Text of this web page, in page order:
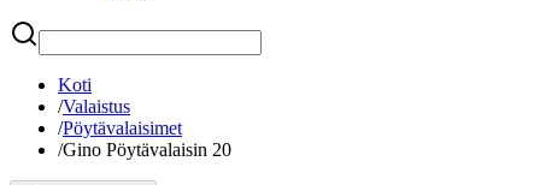
Etsi
Koti
/Valaistus
/Pöytävalaisimet
/Gino Pöytävalaisin 20